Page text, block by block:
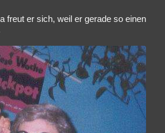
freut er sich, weil er gerade so einen